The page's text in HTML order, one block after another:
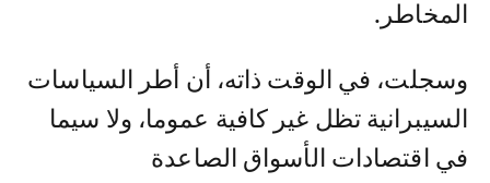
المخاطر.
وسجلت، في الوقت ذاته، أن أطر السياسات
السيبرانية تظل غير كافية عموما، ولا سيما
في اقتصادات الأسواق الصاعدة